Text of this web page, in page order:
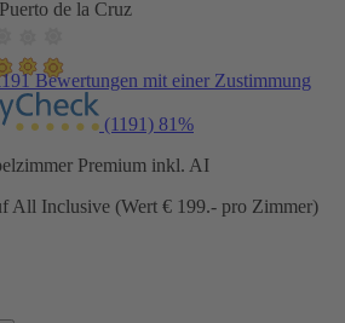
de la Cruz
Bewertungen mit einer Zustimmung
(1191) 81%
Premium inkl. AI
All Inclusive (Wert € 199.- pro Zimmer)